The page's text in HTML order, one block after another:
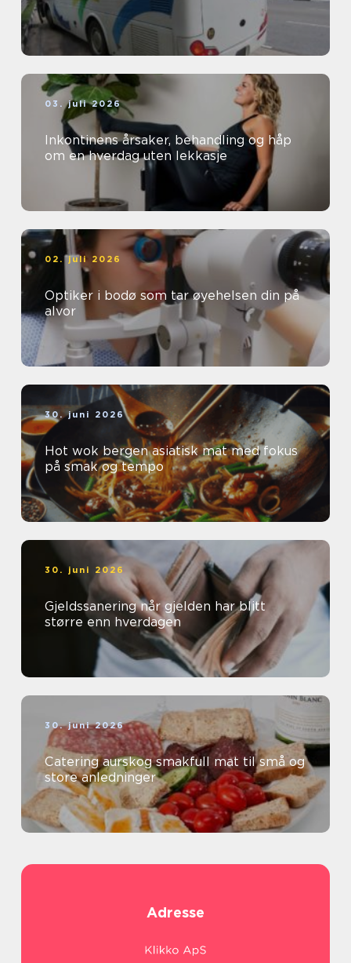
03. juli 2026
Inkontinens årsaker, behandling og håp
om en hverdag uten lekkasje
02. juli 2026
Optiker i bodø som tar øyehelsen din på
alvor
30. juni 2026
Hot wok bergen asiatisk mat med fokus
på smak og tempo
30. juni 2026
Gjeldssanering når gjelden har blitt
større enn hverdagen
30. juni 2026
Catering aurskog smakfull mat til små og
store anledninger
Adresse